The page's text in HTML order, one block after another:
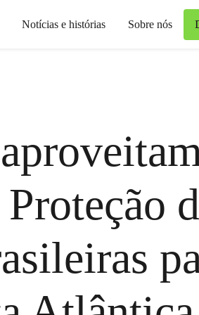
Notícias e histórias Sobre nós